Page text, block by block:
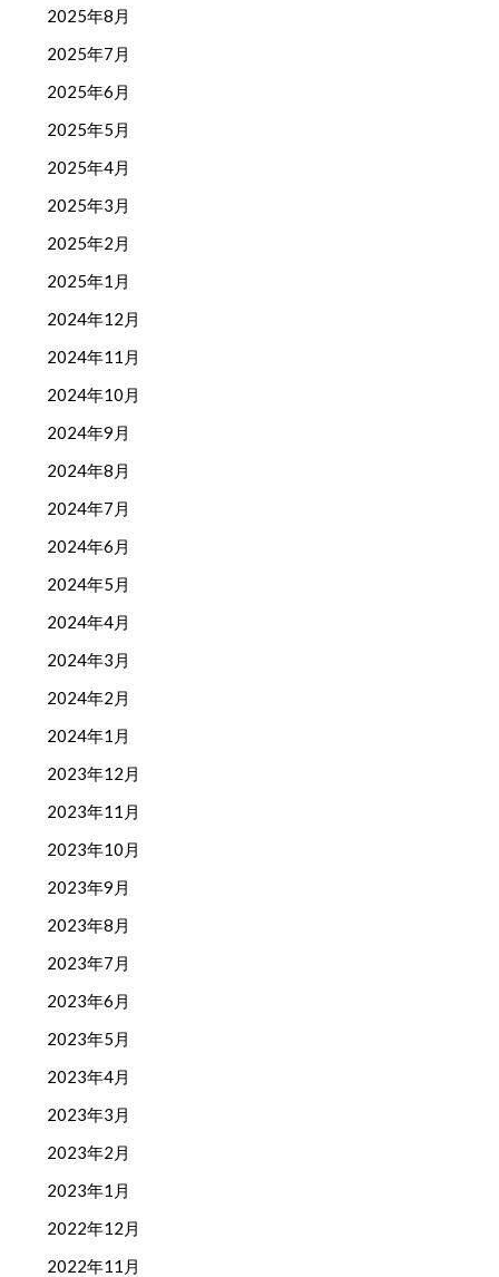
2025年8月
2025年7月
2025年6月
2025年5月
2025年4月
2025年3月
2025年2月
2025年1月
2024年12月
2024年11月
2024年10月
2024年9月
2024年8月
2024年7月
2024年6月
2024年5月
2024年4月
2024年3月
2024年2月
2024年1月
2023年12月
2023年11月
2023年10月
2023年9月
2023年8月
2023年7月
2023年6月
2023年5月
2023年4月
2023年3月
2023年2月
2023年1月
2022年12月
2022年11月